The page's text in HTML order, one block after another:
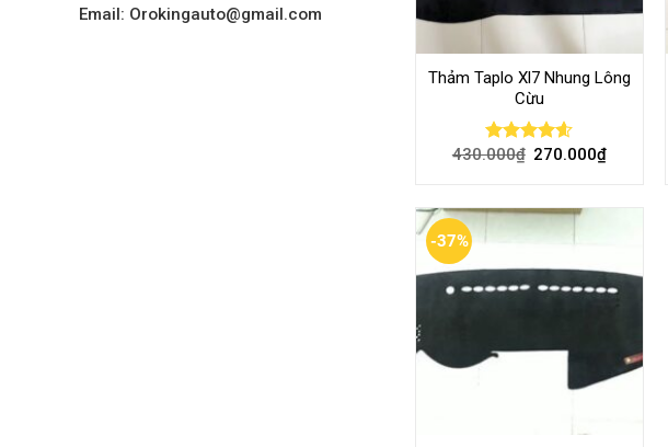
Email: Orokingauto@gmail.com
Thảm Taplo Xl7 Nhung Lông
Cừu
Rated4.58
430.000₫ 270.000₫
-37%